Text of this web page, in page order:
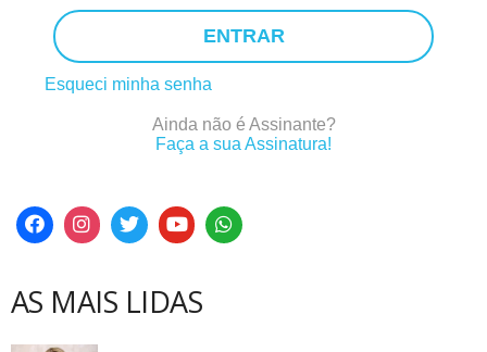
ENTRAR
Esqueci minha senha
Ainda não é Assinante?
Faça a sua Assinatura!
AS MAIS LIDAS